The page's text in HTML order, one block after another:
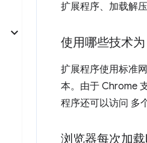
扩展程序、加载解
使用哪些技术
扩展程序使用标准
本。由于 Chrome
程序还可以访问 多
浏览器每次加